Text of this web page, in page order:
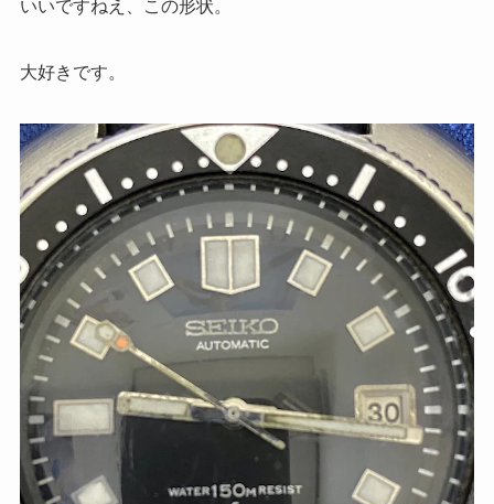
いいですねえ、この形状。
大好きです。